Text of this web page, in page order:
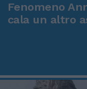
Fenomeno
cala un altro